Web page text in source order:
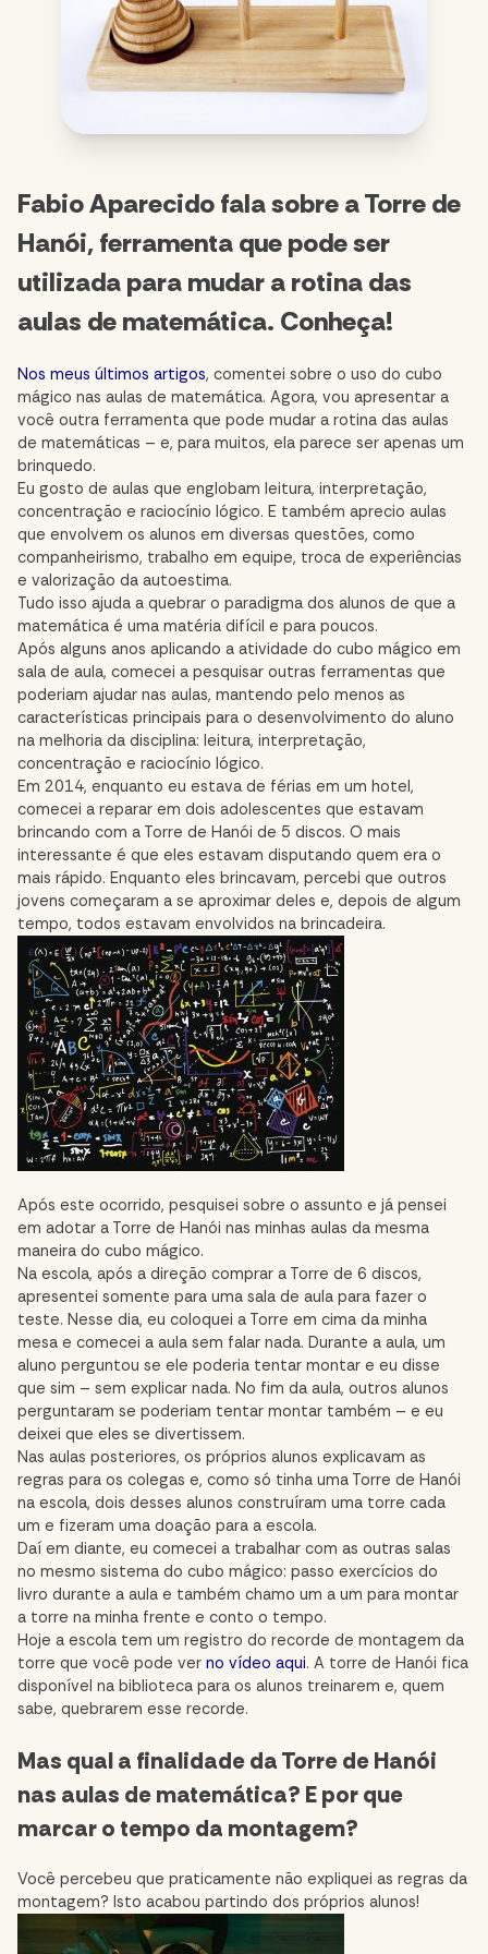
Fabio Aparecido fala sobre a Torre de
Hanói, ferramenta que pode ser
utilizada para mudar a rotina das
aulas de matemática. Conheça!
Nos meus últimos artigos, comentei sobre o uso do cubo
mágico nas aulas de matemática. Agora, vou apresentar a
você outra ferramenta que pode mudar a rotina das aulas
de matemáticas – e, para muitos, ela parece ser apenas um
brinquedo.
Eu gosto de aulas que englobam leitura, interpretação,
concentração e raciocínio lógico. E também aprecio aulas
que envolvem os alunos em diversas questões, como
companheirismo, trabalho em equipe, troca de experiências
e valorização da autoestima.
Tudo isso ajuda a quebrar o paradigma dos alunos de que a
matemática é uma matéria difícil e para poucos.
Após alguns anos aplicando a atividade do cubo mágico em
sala de aula, comecei a pesquisar outras ferramentas que
poderiam ajudar nas aulas, mantendo pelo menos as
características principais para o desenvolvimento do aluno
na melhoria da disciplina: leitura, interpretação,
concentração e raciocínio lógico.
Em 2014, enquanto eu estava de férias em um hotel,
comecei a reparar em dois adolescentes que estavam
brincando com a Torre de Hanói de 5 discos. O mais
interessante é que eles estavam disputando quem era o
mais rápido. Enquanto eles brincavam, percebi que outros
jovens começaram a se aproximar deles e, depois de algum
tempo, todos estavam envolvidos na brincadeira.
Após este ocorrido, pesquisei sobre o assunto e já pensei
em adotar a Torre de Hanói nas minhas aulas da mesma
maneira do cubo mágico.
Na escola, após a direção comprar a Torre de 6 discos,
apresentei somente para uma sala de aula para fazer o
teste. Nesse dia, eu coloquei a Torre em cima da minha
mesa e comecei a aula sem falar nada. Durante a aula, um
aluno perguntou se ele poderia tentar montar e eu disse
que sim – sem explicar nada. No fim da aula, outros alunos
perguntaram se poderiam tentar montar também – e eu
deixei que eles se divertissem.
Nas aulas posteriores, os próprios alunos explicavam as
regras para os colegas e, como só tinha uma Torre de Hanói
na escola, dois desses alunos construíram uma torre cada
um e fizeram uma doação para a escola.
Daí em diante, eu comecei a trabalhar com as outras salas
no mesmo sistema do cubo mágico: passo exercícios do
livro durante a aula e também chamo um a um para montar
a torre na minha frente e conto o tempo.
Hoje a escola tem um registro do recorde de montagem da
torre que você pode ver no vídeo aqui. A torre de Hanói fica
disponível na biblioteca para os alunos treinarem e, quem
sabe, quebrarem esse recorde.
Mas qual a finalidade da Torre de Hanói
nas aulas de matemática? E por que
marcar o tempo da montagem?
Você percebeu que praticamente não expliquei as regras da
montagem? Isto acabou partindo dos próprios alunos!